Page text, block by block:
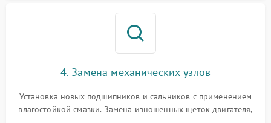
4. Замена механических узлов
Установка новых подшипников и сальников с применением
влагостойкой смазки. Замена изношенных щеток двигателя,